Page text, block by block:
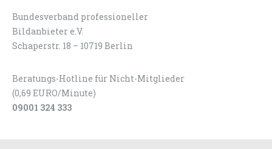
Bundesverband professioneller
Bildanbieter e.V.
Schaperstr. 18 – 10719 Berlin
Beratungs-Hotline für Nicht-Mitglieder
(0,69 EURO/Minute)
09001 324 333